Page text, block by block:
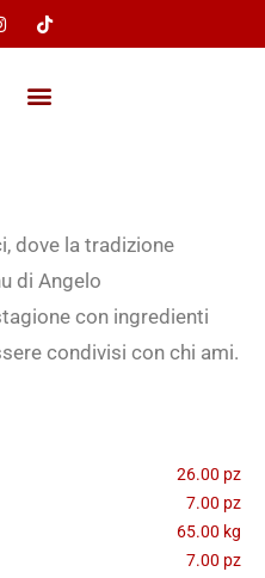
dove la tradizione
di Angelo
con ingredienti
condivisi con chi ami.
26.00 pz
7.00 pz
65.00 kg
7.00 pz